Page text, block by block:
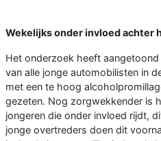
Wekelijks onder invloed achter
Het onderzoek heeft
van alle jonge automobilisten in
met een te hoog
gezeten. Nog zorgwekkender is
jongeren die onder invloed rijdt,
jonge overtreders doen dit